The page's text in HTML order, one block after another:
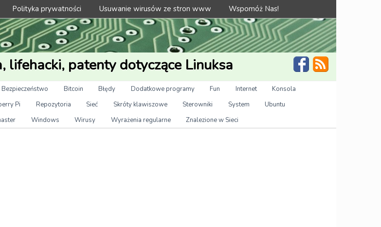
Polityka prywatności Usuwanie wirusów ze stron www Wspomóż Nas!
patenty dotyczące Linuksa
Bezpieczeństwo Bitcoin Błędy Dodatkowe programy Fun Internet
Konsola
Pi Repozytoria Sieć Skróty klawiszowe Sterowniki System
Ubuntu
Windows Wirusy Wyrażenia regularne Znalezione w Sieci